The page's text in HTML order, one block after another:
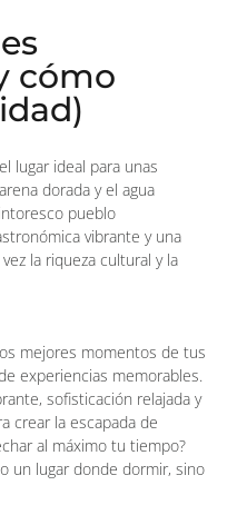
cómo
lugar ideal para unas
dorada y el agua
pueblo
vibrante y una
la riqueza cultural y la
mejores momentos de tus
experiencias memorables.
sofisticación relajada y
crear la escapada de
al máximo tu tiempo?
un lugar donde dormir, sino